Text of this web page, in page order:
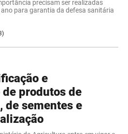
precisam ser realizadas
para garantia da defesa sanitária
e
produtos de
de sementes e